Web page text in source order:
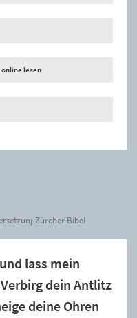
online lesen
Zürcher Bibel
lass mein
dein Antlitz
deine Ohren